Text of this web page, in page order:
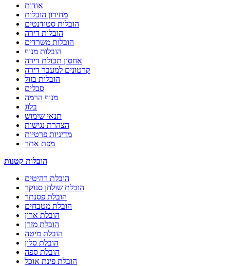
אודות
מחירון הובלות
הובלות סטודנטים
הובלות דירה
הובלות משרדים
הובלות מנוף
אחסון תכולת דירה
קרטונים למעבר דירה
הובלות בזול
סבלים
מנוף הרמה
בלוג
תנאי שימוש
הצהרת נגישות
מדיניות פרטיות
מפת אתר
הובלות קטנות
הובלת רהיטים
הובלת שולחן סנוקר
הובלת פסנתר
הובלת מטבחים
הובלת ארון
הובלת מזרן
הובלת מיטה
הובלת סלון
הובלת ספה
הובלת פינת אוכל